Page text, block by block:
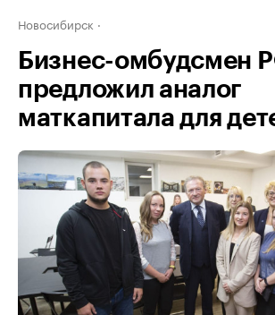
Новосибирск
Бизнес-омбудсмен
предложил аналог
маткапитала для